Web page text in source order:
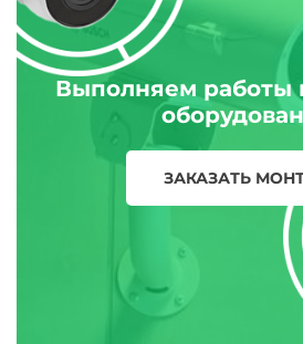
Выполняем работы
ЗАКАЗАТЬ